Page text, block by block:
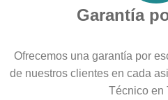
Garantía
Ofrecemos una garantía por
de nuestros clientes en cada
Técnico en